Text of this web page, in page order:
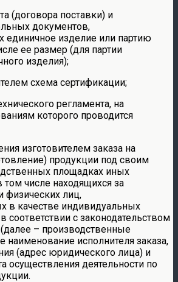
(договора поставки) и
документов,
изделие или партию
ее размер (для партии
изделия);
схема сертификации;
регламента, на
которого проводится
изготовителем заказа на
продукции под своим
площадках иных
числе находящихся за
физических лиц,
в качестве индивидуальных
соответствии с законодательством
– производственные
наименование исполнителя заказа,
(адрес юридического лица) и
осуществления деятельности по